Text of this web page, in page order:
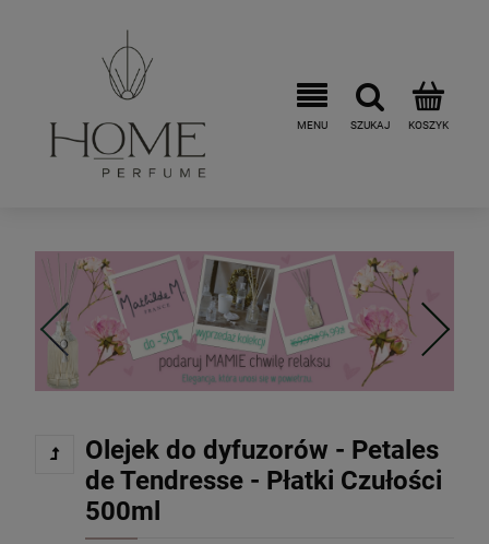
Olejek do dyfuzorów - Petales
de Tendresse - Płatki Czułości
500ml